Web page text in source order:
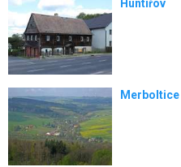
Huntířov
Merboltice